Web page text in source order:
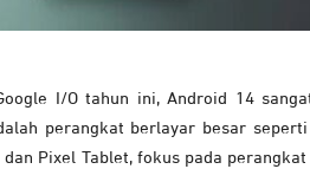
I/O tahun ini, Android 14
perangkat berlayar besar
Pixel Tablet, fokus pada